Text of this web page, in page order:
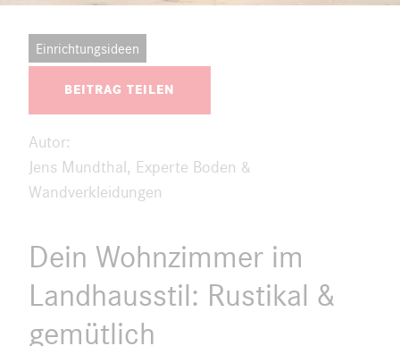
Einrichtungsideen
BEITRAG TEILEN
Autor:
Jens Mundthal, Experte Boden &
Wandverkleidungen
Dein Wohnzimmer im
Landhausstil: Rustikal &
gemütlich